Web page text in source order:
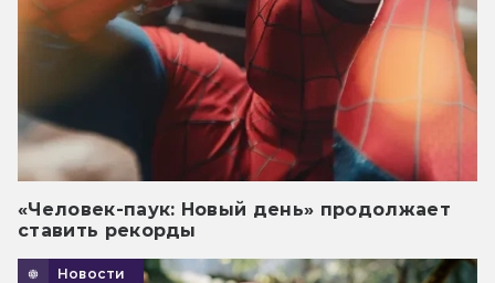
«Человек-паук: Новый день» продолжает
ставить рекорды
Новости